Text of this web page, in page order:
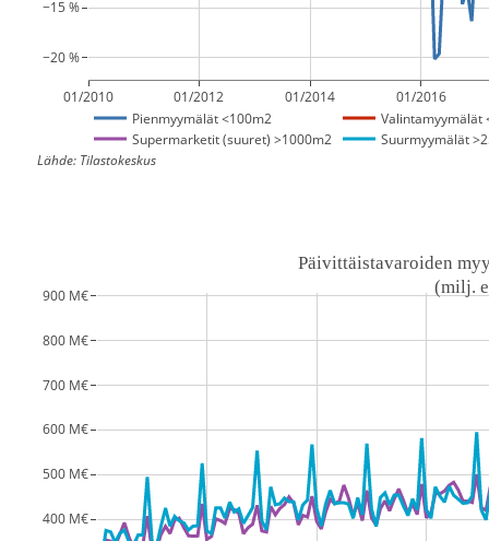
01/2010 01/2012 01/2014 01/2016
−20 %
−15 %
Pienmyymälät <100m2
Valintamyymälät
Supermarketit (suuret) >1000m2
Suurmyymälät
Lähde: Tilastokeskus
400 M€
500 M€
600 M€
700 M€
800 M€
900 M€
Päivittäistavaroiden
(milj.